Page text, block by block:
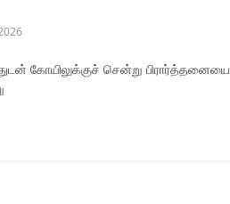
கோயிலுக்குச் சென்று பிரார்த்தனையை